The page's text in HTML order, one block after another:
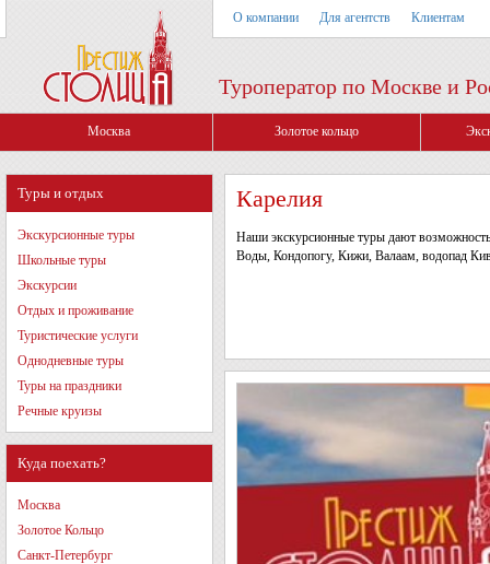
О компании Для агентств Клиентам
Туроператор по Москве и
Москва Золотое кольцо
Туры и отдых
Экскурсионные туры
Школьные туры
Экскурсии
Отдых и проживание
Туристические услуги
Однодневные туры
Туры на праздники
Речные круизы
Куда поехать?
Москва
Золотое Кольцо
Санкт-Петербург
Карелия
Наши экскурсионные туры дают
Воды, Кондопогу, Кижи, Валаам, водопад